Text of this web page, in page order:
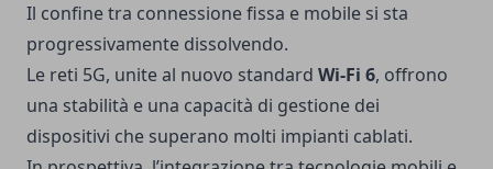
Il confine tra connessione fissa e mobile si sta
progressivamente dissolvendo.
Le reti 5G, unite al nuovo standard Wi-Fi 6, offrono
una stabilità e una capacità di gestione dei
dispositivi che superano molti impianti cablati.